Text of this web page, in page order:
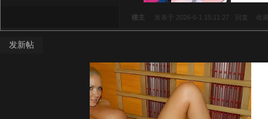
楼主 发表于 2026-6-1 15:11:27 回复 收
发新帖